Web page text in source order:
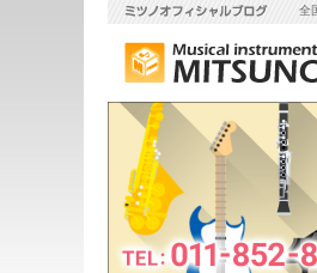
全